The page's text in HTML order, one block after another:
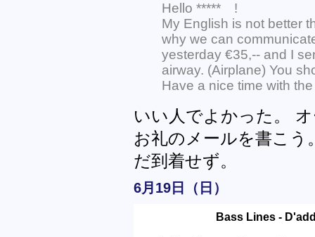
Hello ***** !
My English is not better
why we can
yesterday €35,-- and I
airway. (Airplane) You
Have a nice time with
いい人でよかった。
お礼のメールを書こ
だ到着せず。
6月19日（日）
Bass Lines -